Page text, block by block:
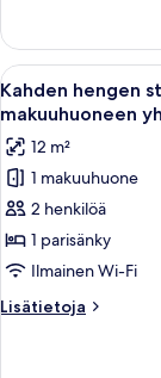
yhteydessä
kuvat
standard-
huone
(kaksi
sänkyä),
makuuhuoneen
yhteydessä
Avaa
kaikki
huonetyypin
Kahden
hengen
standard-
huone,
kylpyhuone
makuuhuoneen
yhteydessä
21
Kahden hengen
makuuhuoneen
12 m²
1 makuuhuone
2 henkilöä
1 parisänky
Ilmainen Wi-Fi
Lisätietoja
Lisätietoja